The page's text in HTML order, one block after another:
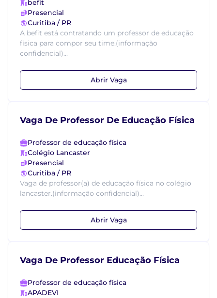
befit
Presencial
Curitiba / PR
A befit está contratando um professor de educação
física para compor seu time.(informação
confidencial)...
Abrir Vaga
Vaga De Professor De Educação Física
Professor de educação física
Colégio Lancaster
Presencial
Curitiba / PR
Vaga de professor(a) de educação física no colégio
lancaster.(informação confidencial)...
Abrir Vaga
Vaga De Professor Educação Física
Professor de educação física
APADEVI